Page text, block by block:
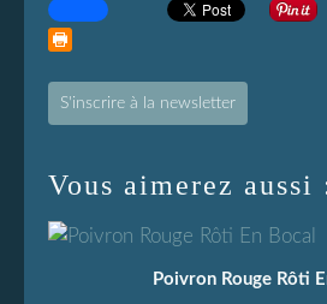
S'inscrire à la newsletter
Vous aimerez aussi
Poivron Rouge Rôti